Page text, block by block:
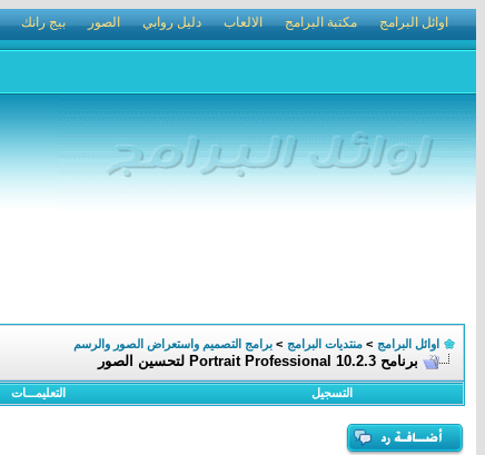
اوائل البرامج مكتبة البرامج الالعاب دليل روابي الصور بيج رانك
اوائل البرامج > منتديات البرامج > برامج التصميم واستعراض الصور والرسم
برنامح Portrait Professional 10.2.3 لتحسين الصور
التسجيل التعليمـــات